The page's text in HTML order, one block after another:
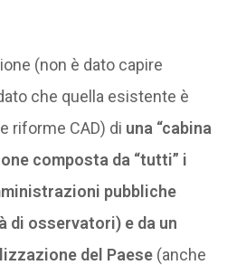
(non è dato capire
che quella esistente è
riforme CAD) di una “cabina
composta da “tutti” i
pubbliche
di osservatori) e da un
del Paese (anche